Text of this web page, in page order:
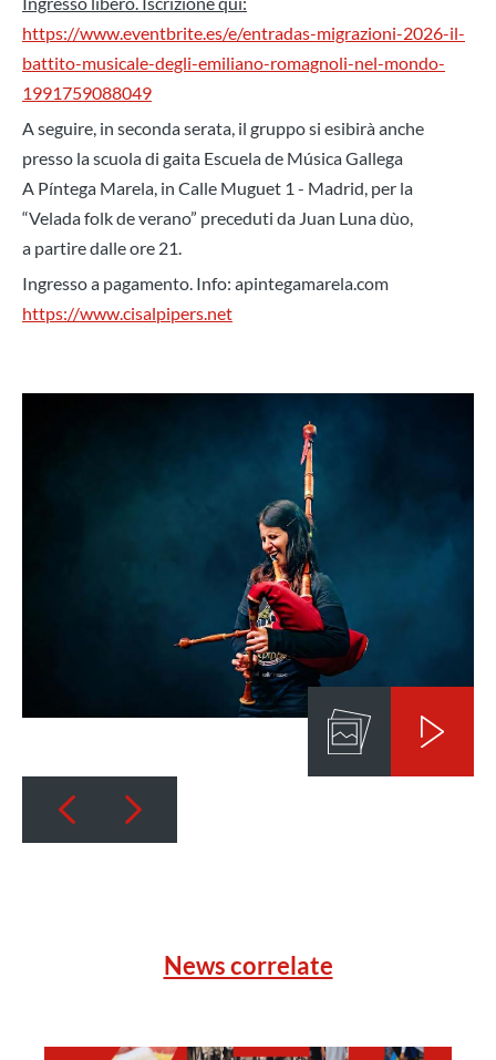
https://www.eventbrite.es/e/entradas-migrazioni-2026-il-
battito-musicale-degli-emiliano-romagnoli-nel-mondo-
1991759088049
A seguire, in seconda serata, il gruppo si esibirà anche
presso la scuola di gaita Escuela de Música Gallega
A Píntega Marela, in Calle Muguet 1 - Madrid, per la
“Velada folk de verano” preceduti da Juan Luna dùo,
a partire dalle ore 21.
Ingresso a pagamento. Info: apintegamarela.com
https://www.cisalpipers.net
News correlate